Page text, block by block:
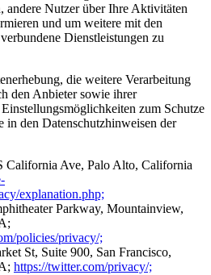
andere Nutzer über Ihre Aktivitäten
und um weitere mit den
Dienstleistungen zu
die weitere Verarbeitung
den Anbieter sowie ihrer
zum Schutze
in den Datenschutzhinweisen der
California Ave, Palo Alto, California
explanation.php;
Parkway, Mountainview,
policies/privacy/;
St, Suite 900, San Francisco,
https://twitter.com/privacy/;